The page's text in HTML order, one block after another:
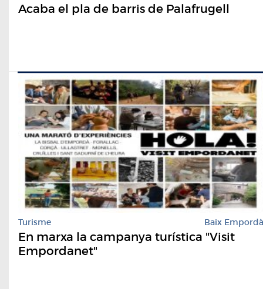
Acaba el pla de barris de Palafrugell
Turisme Baix Empordà
En marxa la campanya turística "Visit
Empordanet"